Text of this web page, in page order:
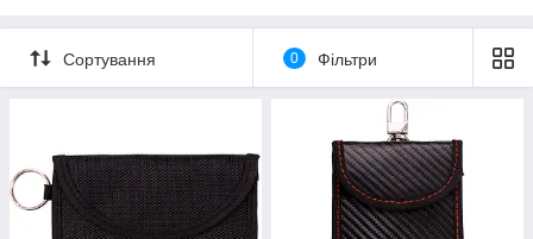
Підходить для ключів, телефонів, карток
Сортування 0 Фільтри